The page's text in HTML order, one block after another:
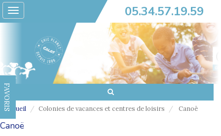
Toggle
navigation
05.34.57.19.59
FAVORIS
Accueil Colonies de vacances et centres de loisirs Canoë
Canoë